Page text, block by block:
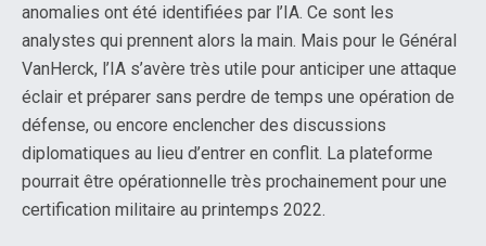
anomalies ont été identifiées par l’IA. Ce sont les
analystes qui prennent alors la main. Mais pour le Général
VanHerck, l’IA s’avère très utile pour anticiper une attaque
éclair et préparer sans perdre de temps une opération de
défense, ou encore enclencher des discussions
diplomatiques au lieu d’entrer en conflit. La plateforme
pourrait être opérationnelle très prochainement pour une
certification militaire au printemps 2022.